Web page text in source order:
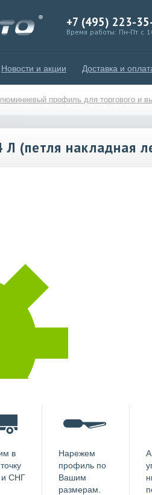
+7 (495) 223-
Время работы: Пн-Пт с
Новости и акции Доставка и
профиль для торгового и
Л (петля накладная
в
и СНГ
Нарежем
профиль по
Вашим
размерам.